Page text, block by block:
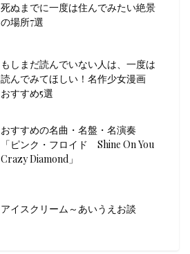
死ぬまでに一度は住んでみたい絶景
の場所7選
もしまだ読んでいない人は、一度は
読んでみてほしい！名作少女漫画
おすすめ5選
おすすめの名曲・名盤・名演奏
「ピンク・フロイド Shine On You
Crazy Diamond」
アイスクリーム～あいうえお談